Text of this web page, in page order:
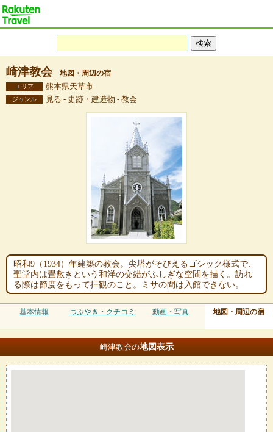
崎津教会 地図・周辺の宿
エリア 熊本県天草市
ジャンル 見る - 史跡・建造物 - 教会
昭和9（1934）年建築の教会。尖塔がそびえるゴシック様式で、
聖堂内は畳敷きという和洋の交錯がふしぎな空間を描く。訪れ
る際は節度をもって拝観のこと。ミサの間は入館できない。
基本情報 つぶやき・クチコミ 動画・写真 地図・周辺の宿
崎津教会の地図表示